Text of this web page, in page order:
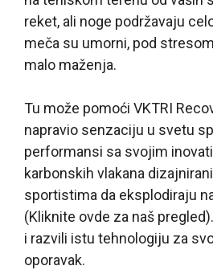
reket, ali noge podržavaju
meča su umorni, pod
malo maženja.
Tu može pomoći VKTRI
napravio senzaciju u svetu
performansi sa svojim
karbonskih vlakana
sportistima da eksplodiraju
(Kliknite ovde za naš
i razvili istu tehnologiju za
oporavak.